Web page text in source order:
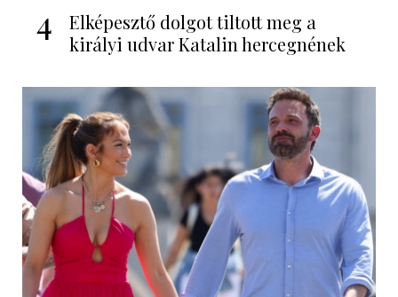
4
Elképesztő dolgot tiltott meg a
királyi udvar Katalin hercegnének